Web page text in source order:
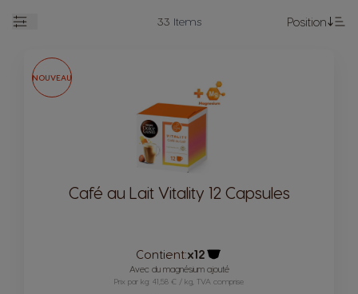
33 Items
Position
NOUVEAU
Café au Lait Vitality 12 Capsules
Contient:x12
Icône capsules
Avec du magnésium ajouté
Prix par kg: 41,58 € / kg, TVA comprise